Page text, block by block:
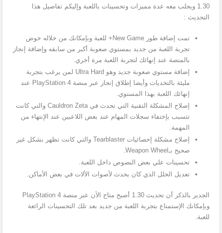
1.30 ويجلب معه عدة مميزات وتحسينات باللعبة وإليكم تفاصيل هذا
التحديث :
تمت إضافة طور New Game+ للعبة وبإمكانك من خلاله خوض
تجربة اللعبة من جديد بمستوي صعوبة أكبر من سابقه وإضافة إنجاز
بالمنصة عند إنهائك لتجربة اللعبة مرة أخري.
إضافة مستوي صعوبة جديد وهو Ultra Hard لمن يرغب بتجربة
مليئة بالتحديات وأيضا إطلاق إنجاز عبر منصة PlayStation 4 عند
إنهائك اللعبة بهذا المستوي.
إصلاح المشكلة التقنية التي تحدث في Cauldron Zeta والتي كانت
تتسبب بإختفاء سجلات المهام عند بعض اللاعبين عند الإنتهاء من
المهمة.
إصلاح مشكلة إحصائيات Tearblaster والتي كانت تظهر بشكل غير
صحيح بـWeapon Wheel.
تحسينات علي بعض النصوص داخل اللعبة.
تعديل الخلل الذي كان يحدث لأصوات الألات في بعض الأماكن.
الجدير بالذكر أن تحديث 1.30 أصبح متاح الأن عبر منصة PlayStation 4
وبإمكانك الإستمتاع بتجربة اللعبة من جديد بعد تلك التحسينات الرائعة
للعبة.